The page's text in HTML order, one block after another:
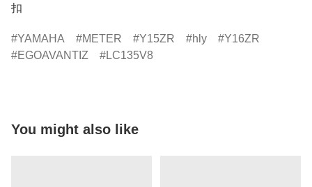
扣
YAMAHA METER Y15ZR hly
Y16ZR
EGOAVANTIZ
LC135V8
You might also like